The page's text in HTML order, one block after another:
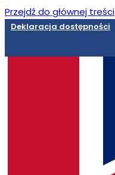
Przejdź do głównej treści
Deklaracja dostępności